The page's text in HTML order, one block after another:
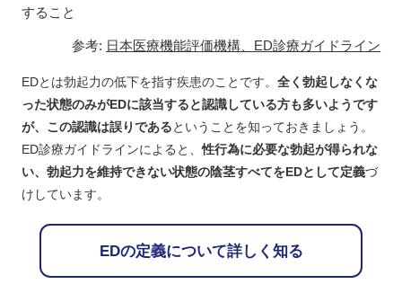
すること
参考: 日本医療機能評価機構、ED診療ガイドライン
EDとは勃起力の低下を指す疾患のことです。 全く勃起しなくな
った状態のみがEDに該当すると認識している方も多いようです
が、この認識は誤りであるということを知っておきましょう。
ED診療ガイドラインによると、性行為に必要な勃起が得られな
い、勃起力を維持できない状態の陰茎すべてをEDとして定義づ
けしています。
EDの定義について詳しく知る